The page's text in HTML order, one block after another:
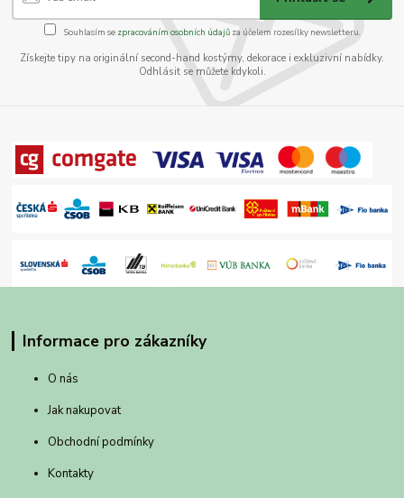
Souhlasím se zpracováním osobních údajůza účelem rozesílky newsletteru.
Získejte tipy na originální second-hand kostýmy, dekorace i exkluzivní nabídky.
Odhlásit se můžete kdykoli.
Informace pro zákazníky
O nás
Jak nakupovat
Obchodní podmínky
Kontakty